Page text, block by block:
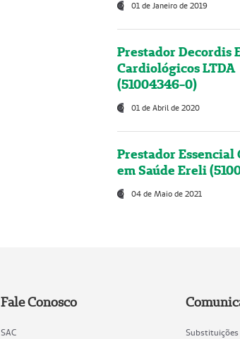
01 de Janeiro de 2019
Prestador Decordis
Cardiológicos LTDA
(51004346-0)
01 de Abril de 2020
Prestador Essencial
em Saúde Ereli
04 de Maio de 2021
Fale Conosco
SAC
Substituições